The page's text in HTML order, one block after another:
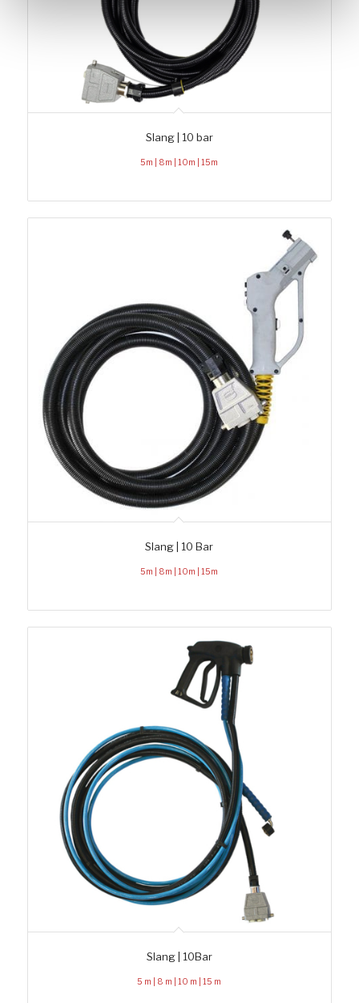
Slang | 10 bar
5m | 8m | 10m | 15m
Slang | 10 Bar
5m | 8m | 10m | 15m
Slang | 10Bar
5 m | 8 m | 10 m | 15 m